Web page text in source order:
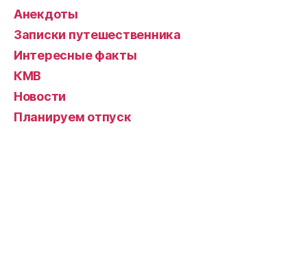
Анекдоты
Записки путешественника
Интересные факты
КМВ
Новости
Планируем отпуск